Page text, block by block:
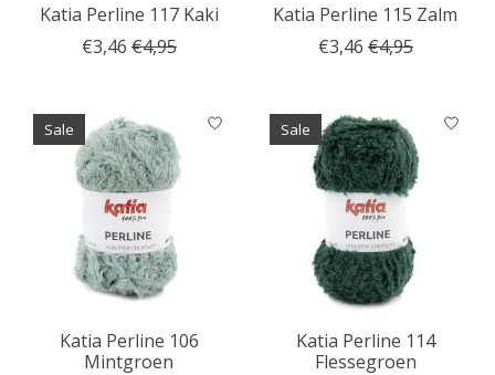
Katia Perline 117 Kaki
€3,46 €4,95
Katia Perline 115 Zalm
€3,46 €4,95
Sale
Katia Perline 106
Mintgroen
Sale
Katia Perline 114
Flessegroen